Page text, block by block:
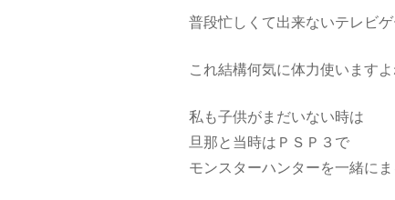
普段忙しくて出来ないテレビゲ
これ結構何気に体力使います
私も子供がまだいない時は
旦那と当時はＰＳＰ３で
モンスターハンターを一緒にま